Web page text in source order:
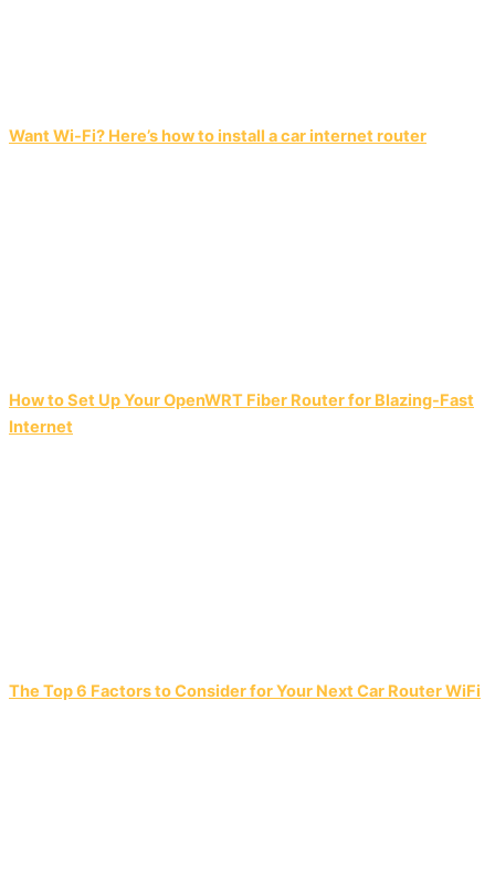
Want Wi-Fi? Here’s how to install a car internet router
How to Set Up Your OpenWRT Fiber Router for Blazing-Fast
Internet
The Top 6 Factors to Consider for Your Next Car Router WiFi